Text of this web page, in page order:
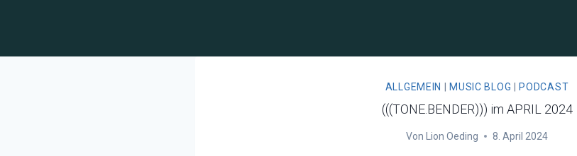
ALLGEMEIN MUSIC BLOG PODCAST
(((TONE.BENDER))) im APRIL 2024
Von Lion Oeding 8. April 2024